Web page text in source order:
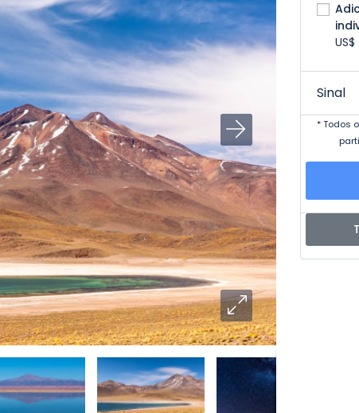
Sinal
* Todos